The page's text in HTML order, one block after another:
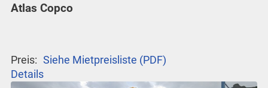
Atlas Copco
Preis: Siehe Mietpreisliste (PDF)
Details